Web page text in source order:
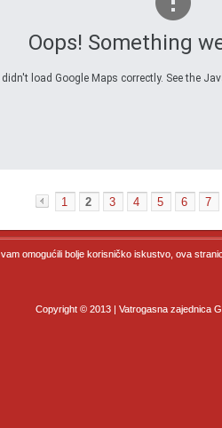
Oops! Something
load Google Maps correctly. See the
«
1 2 3 4 5 6 7
omogućili bolje korisničko iskustvo, ova
Copyright © 2013 | Vatrogasna zajednica